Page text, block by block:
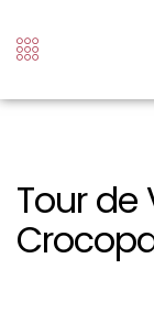
Tour de